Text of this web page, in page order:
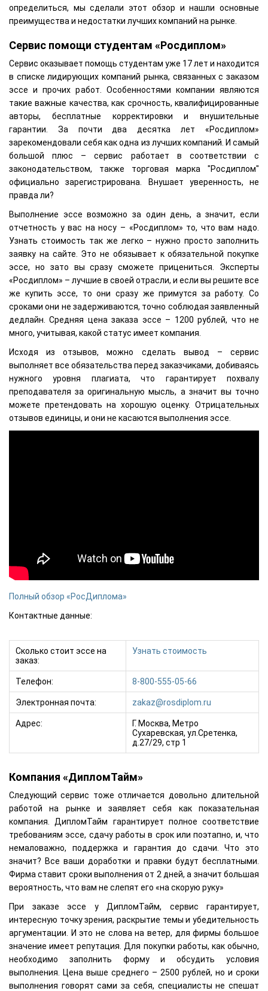
определиться, мы сделали этот обзор и нашли основные
преимущества и недостатки лучших компаний на рынке.
Сервис помощи студентам «Росдиплом»
Сервис оказывает помощь студентам уже 17 лет и находится
в списке лидирующих компаний рынка, связанных с заказом
эссе и прочих работ. Особенностями компании являются
такие важные качества, как срочность, квалифицированные
авторы, бесплатные корректировки и внушительные
гарантии. За почти два десятка лет «Росдиплом»
зарекомендовали себя как одна из лучших компаний. И самый
большой плюс – сервис работает в соответствии с
законодательством, также торговая марка "Росдиплом"
официально зарегистрирована. Внушает уверенность, не
правда ли?
Выполнение эссе возможно за один день, а значит, если
отчетность у вас на носу – «Росдиплом» то, что вам надо.
Узнать стоимость так же легко – нужно просто заполнить
заявку на сайте. Это не обязывает к обязательной покупке
эссе, но зато вы сразу сможете прицениться. Эксперты
«Росдиплом» – лучшие в своей отрасли, и если вы решите все
же купить эссе, то они сразу же примутся за работу. Со
сроками они не задерживаются, точно соблюдая заявленный
дедлайн. Средняя цена заказа эссе – 1200 рублей, что не
много, учитывая, какой статус имеет компания.
Исходя из отзывов, можно сделать вывод – сервис
выполняет все обязательства перед заказчиками, добиваясь
нужного уровня плагиата, что гарантирует похвалу
преподавателя за оригинальную мысль, а значит вы точно
можете претендовать на хорошую оценку. Отрицательных
отзывов единицы, и они не касаются выполнения эссе.
Полный обзор «РосДиплома»
Контактные данные:
Сколько стоит эссе на
заказ:
Узнать стоимость
Телефон: 8-800-555-05-66
Электронная почта: zakaz@rosdiplom.ru
Адрес:
Г. Москва, Метро
Сухаревская, ул.Сретенка,
д.27/29, стр 1
Компания «ДипломТайм»
Следующий сервис тоже отличается довольно длительной
работой на рынке и заявляет себя как показательная
компания. ДипломТайм гарантирует полное соответствие
требованиям эссе, сдачу работы в срок или поэтапно, и, что
немаловажно, поддержка и гарантия до сдачи. Что это
значит? Все ваши доработки и правки будут бесплатными.
Фирма ставит сроки выполнения от 2 дней, а значит большая
вероятность, что вам не слепят его «на скорую руку»
При заказе эссе у ДипломТайм, сервис гарантирует,
интересную точку зрения, раскрытие темы и убедительность
аргументации. И это не слова на ветер, для фирмы большое
значение имеет репутация. Для покупки работы, как обычно,
необходимо заполнить форму и обсудить условия
выполнения. Цена выше среднего – 2500 рублей, но и сроки
выполнения говорят сами за себя, специалисты не спешат